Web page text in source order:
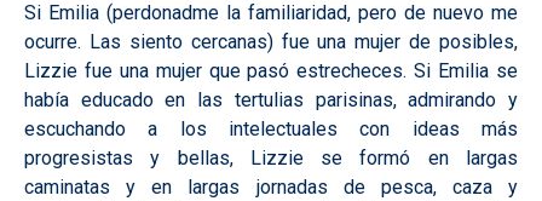
Si Emilia (perdonadme la familiaridad, pero de nuevo me
ocurre. Las siento cercanas) fue una mujer de posibles,
Lizzie fue una mujer que pasó estrecheces. Si Emilia se
había educado en las tertulias parisinas, admirando y
escuchando a los intelectuales con ideas más
progresistas y bellas, Lizzie se formó en largas
caminatas y en largas jornadas de pesca, caza y